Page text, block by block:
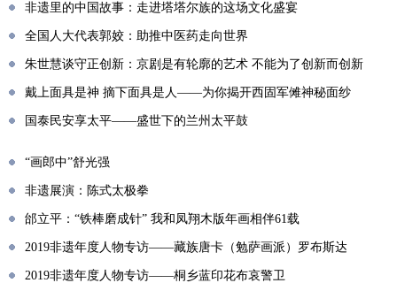
非遗里的中国故事：走进塔塔尔族的这场文化盛宴
全国人大代表郭姣：助推中医药走向世界
朱世慧谈守正创新：京剧是有轮廓的艺术 不能为了创新而创新
戴上面具是神 摘下面具是人——为你揭开西固军傩神秘面纱
国泰民安享太平——盛世下的兰州太平鼓
“画郎中”舒光强
非遗展演：陈式太极拳
邰立平：“铁棒磨成针” 我和凤翔木版年画相伴61载
2019非遗年度人物专访——藏族唐卡（勉萨画派）罗布斯达
2019非遗年度人物专访——桐乡蓝印花布哀警卫